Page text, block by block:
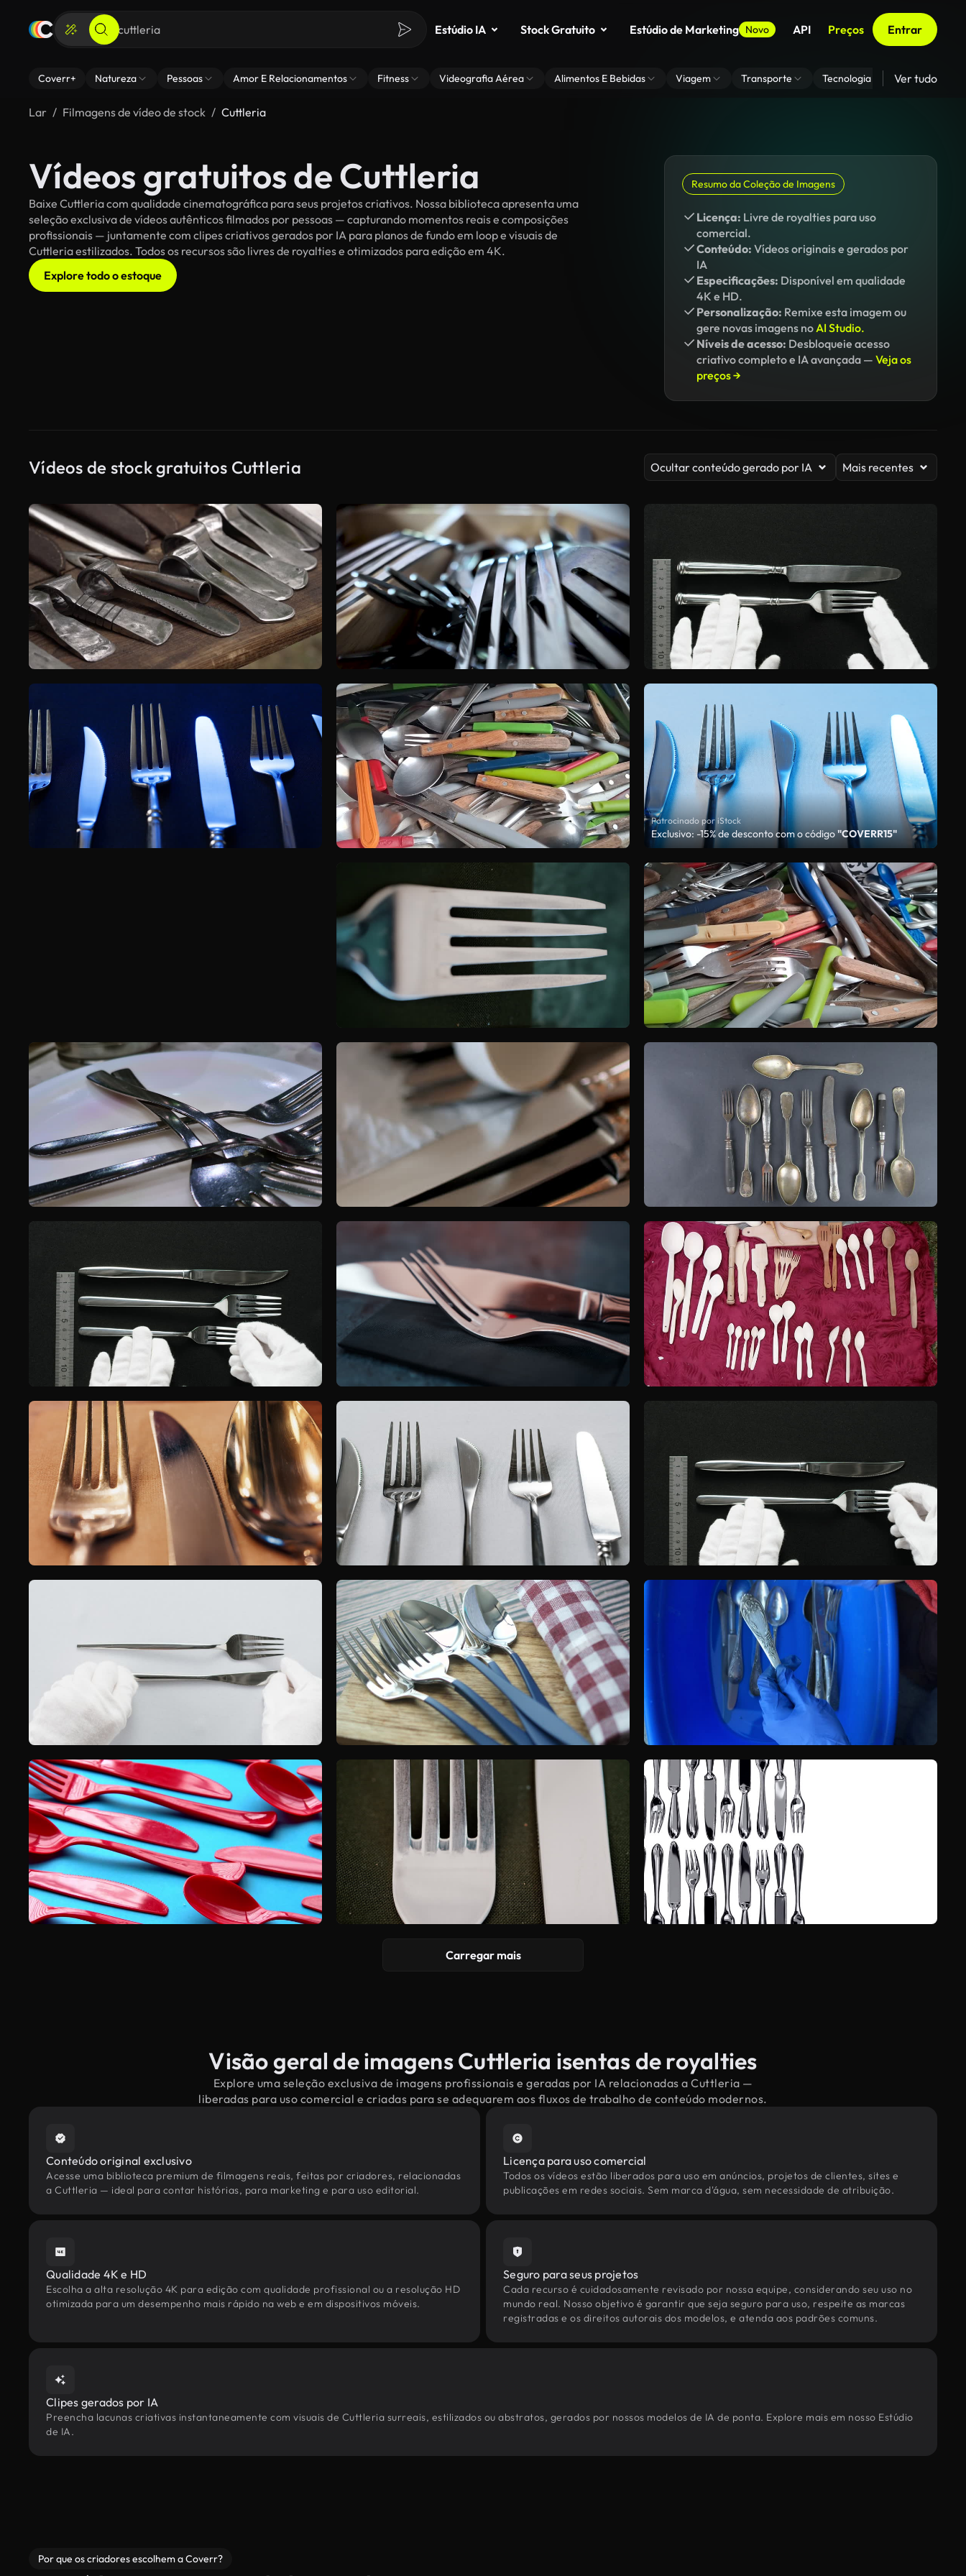
Estúdio IA Stock Gratuito Estúdio de Marketing Novo API Preços Entrar
Coverr+ Natureza Pessoas Amor E Relacionamentos Fitness Videografia Aérea Alimentos E Bebidas Viagem Transporte Tecnologia Zoom De
Ver tudo
Lar Filmagens de vídeo de stock Cuttleria
Vídeos gratuitos de Cuttleria
Baixe Cuttleria com qualidade cinematográfica para seus projetos criativos. Nossa biblioteca apresenta uma
seleção exclusiva de vídeos autênticos filmados por pessoas — capturando momentos reais e composições
profissionais — juntamente com clipes criativos gerados por IA para planos de fundo em loop e visuais de
Cuttleria estilizados. Todos os recursos são livres de royalties e otimizados para edição em 4K.
Explore todo o estoque
Resumo da Coleção de Imagens
Licença: Livre de royalties para uso
comercial.
Conteúdo: Vídeos originais e gerados por
IA
Especificações: Disponível em qualidade
4K e HD.
Personalização: Remixe esta imagem ou
gere novas imagens noAI Studio.
Níveis de acesso: Desbloqueie acesso
criativo completo e IA avançada — Veja os
preços →
Vídeos de stock gratuitos Cuttleria Ocultar conteúdo gerado por IA Mais recentes
Patrocinado por iStock
Exclusivo: -15% de desconto com o código"COVERR15"
Carregar mais
Visão geral de imagens Cuttleria isentas de royalties
Explore uma seleção exclusiva de imagens profissionais e geradas por IA relacionadas a Cuttleria —
liberadas para uso comercial e criadas para se adequarem aos fluxos de trabalho de conteúdo modernos.
Conteúdo original exclusivo
Acesse uma biblioteca premium de filmagens reais, feitas por criadores, relacionadas
a Cuttleria — ideal para contar histórias, para marketing e para uso editorial.
Licença para uso comercial
Todos os vídeos estão liberados para uso em anúncios, projetos de clientes, sites e
publicações em redes sociais. Sem marca d'água, sem necessidade de atribuição.
Qualidade 4K e HD
Escolha a alta resolução 4K para edição com qualidade profissional ou a resolução HD
otimizada para um desempenho mais rápido na web e em dispositivos móveis.
Seguro para seus projetos
Cada recurso é cuidadosamente revisado por nossa equipe, considerando seu uso no
mundo real. Nosso objetivo é garantir que seja seguro para uso, respeite as marcas
registradas e os direitos autorais dos modelos, e atenda aos padrões comuns.
Clipes gerados por IA
Preencha lacunas criativas instantaneamente com visuais de Cuttleria surreais, estilizados ou abstratos, gerados por nossos modelos de IA de ponta. Explore mais em nosso Estúdio
de IA.
Por que os criadores escolhem a Coverr?